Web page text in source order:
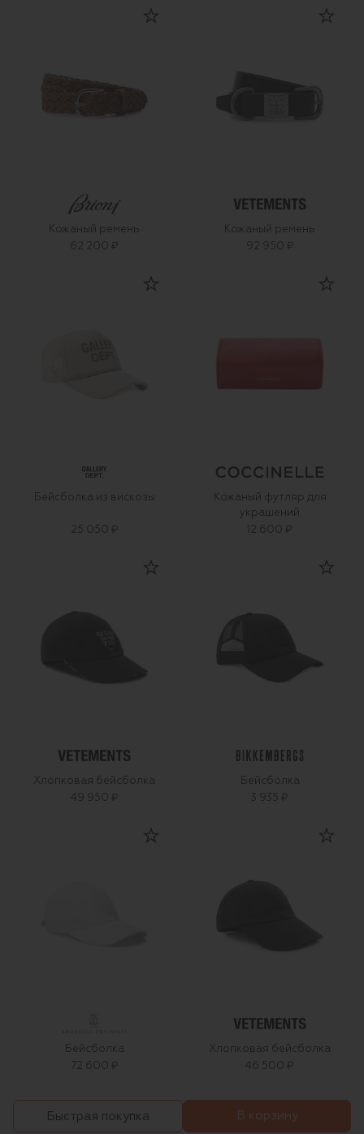
Кожаный ремень
62 200 ₽
Кожаный ремень
92 950 ₽
Бейсболка из вискозы
25 050 ₽
Кожаный футляр для
украшений
12 600 ₽
Хлопковая бейсболка
49 950 ₽
Бейсболка
3 935 ₽
Бейсболка
72 600 ₽
Хлопковая бейсболка
46 500 ₽
Быстрая покупка В корзину